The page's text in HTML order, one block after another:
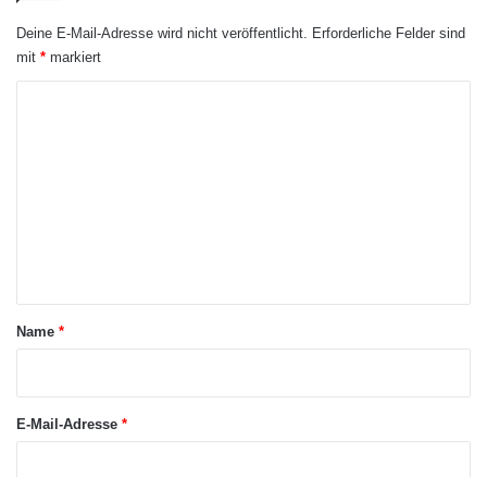
Deine E-Mail-Adresse wird nicht veröffentlicht. Erforderliche Felder sind
mit * markiert
a
Name *
E-Mail-Adresse *